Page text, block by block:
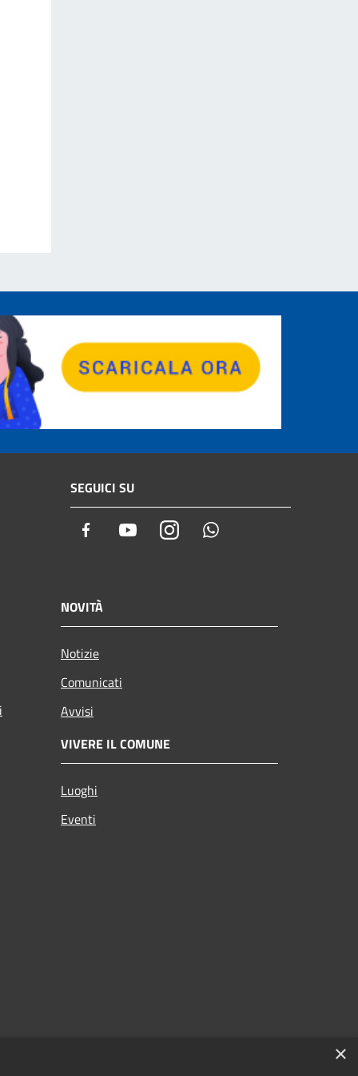
SEGUICI SU
Facebook YoutubeInstagram
NOVITÀ
Notizie
Comunicati
Avvisi
VIVERE IL COMUNE
Luoghi
Eventi
×